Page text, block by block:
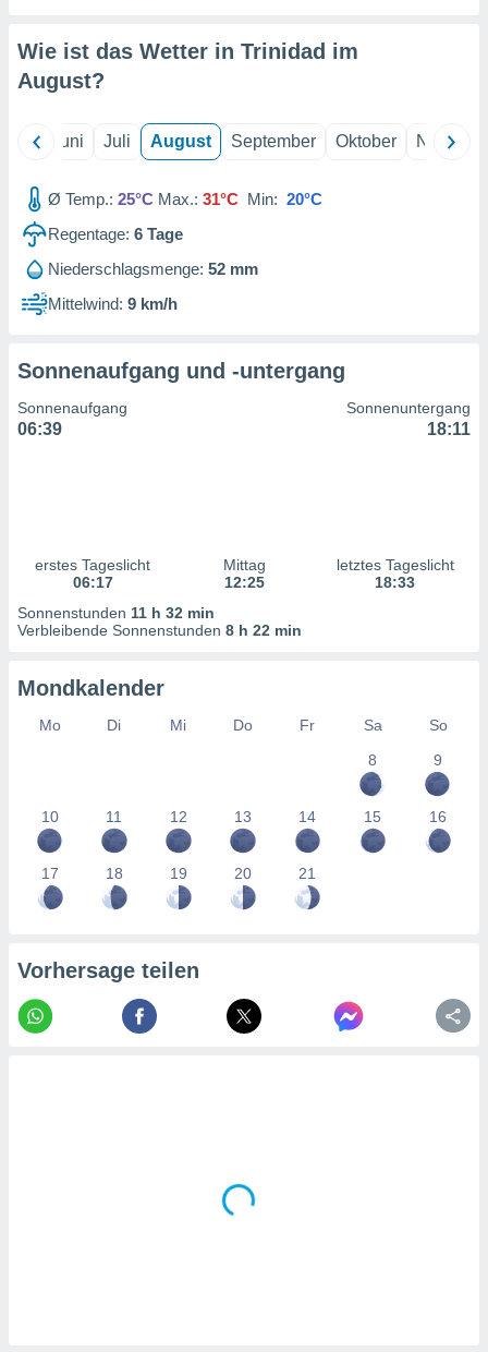
zur
von
zur
der
von
von
durch
von
1199
Wie ist das Wetter in Trinidad im
August?
Juni Juli August September Oktober
Ø Temp.: 25°C Max.: 31°C Min: 20°C
Regentage: 6 Tage
Niederschlagsmenge: 52 mm
Mittelwind: 9 km/h
Sonnenaufgang und -untergang
Sonnenaufgang
06:39
Sonnenuntergang
18:11
erstes Tageslicht
06:17
Mittag
12:25
letztes Tageslicht
18:33
Sonnenstunden 11 h 32 min
Verbleibende Sonnenstunden 8 h 22 min
Mondkalender
Mo Di Mi Do Fr Sa
So
8
9
10 11 12 13 14 15 16
17 18 19 20 21
Vorhersage teilen